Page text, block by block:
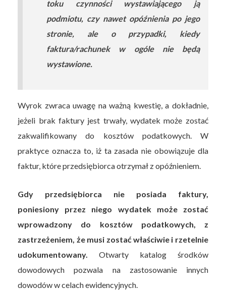
toku czynności wystawiającego ją
podmiotu, czy nawet opóźnienia po jego
stronie, ale o przypadki, kiedy
faktura/rachunek w ogóle nie będą
wystawione.
Wyrok zwraca uwagę na ważną kwestię, a dokładnie,
jeżeli brak faktury jest trwały, wydatek może zostać
zakwalifikowany do kosztów podatkowych. W
praktyce oznacza to, iż ta zasada nie obowiązuje dla
faktur, które przedsiębiorca otrzymał z opóźnieniem.
Gdy przedsiębiorca nie posiada faktury,
poniesiony przez niego wydatek może zostać
wprowadzony do kosztów podatkowych, z
zastrzeżeniem, że musi zostać właściwie i rzetelnie
udokumentowany. Otwarty katalog środków
dowodowych pozwala na zastosowanie innych
dowodów w celach ewidencyjnych.